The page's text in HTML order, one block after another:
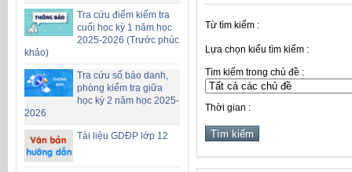
Tra cứu điểm kiểm tra
cuối học kỳ 1 năm học
2025-2026 (Trước phúc
khảo)
Tra cứu số báo danh,
phòng kiểm tra giữa
học kỳ 2 năm học 2025-
2026
Tài liệu GDĐP lớp 12
Từ tìm kiếm :
Lựa chọn kiểu tìm kiếm :
Tìm kiếm trong chủ đề :
Thời gian :